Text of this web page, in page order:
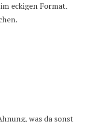
eckigen Format.
was da sonst